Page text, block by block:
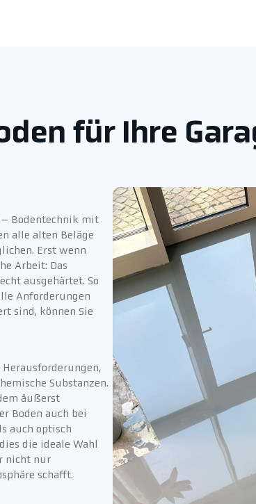
für Ihre
– Bodentechnik mit
alle alten Beläge
Erst wenn
Arbeit: Das
ausgehärtet. So
Anforderungen
sind, können Sie
Substanzen.
äußerst
Boden auch bei
auch optisch
die ideale Wahl
nicht nur
schafft.